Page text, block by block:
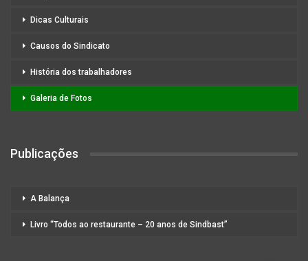
Dicas Culturais
Causos do Sindicato
História dos trabalhadores
Galeria de Fotos
Publicações
A Balança
Livro “Todos ao restaurante – 20 anos de Sindbast”